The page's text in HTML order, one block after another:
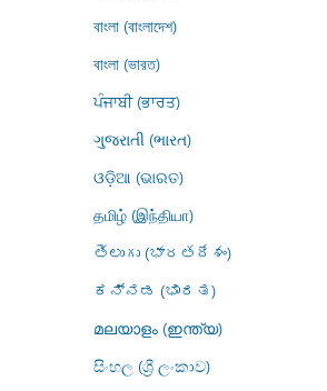
বাংলা (বাংলাদেশ)
বাংলা (ভারত)
ਪੰਜਾਬੀ (ਭਾਰਤ)
ગુજરાતી (ભારત)
ଓଡ଼ିଆ (ଭାରତ)
தமிழ் (இந்தியா)
తెలుగు (భారతదేశం)
ಕನ್ನಡ (ಭಾರತ)
മലയാളം (ഇന്ത്യ)
සිංහල (ශ්‍රී ලංකාව)